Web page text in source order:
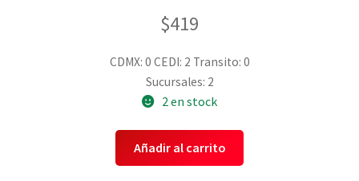
$419
CDMX: 0 CEDI: 2 Transito: 0
Sucursales: 2
2 en stock
Añadir al carrito